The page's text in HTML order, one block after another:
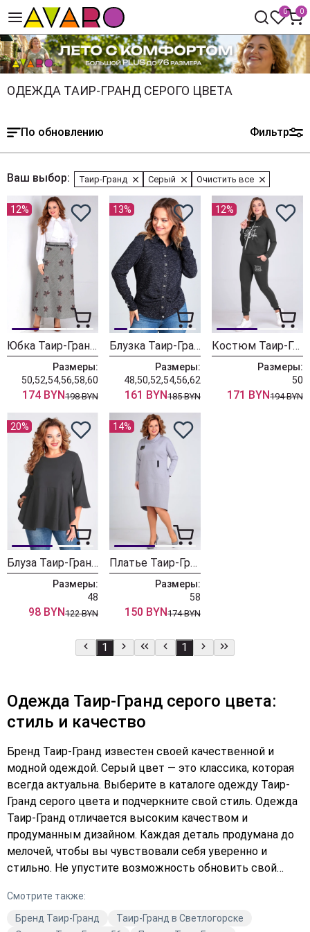
0 0
ОДЕЖДА ТАИР-ГРАНД СЕРОГО ЦВЕТА
По обновлению Фильтр
Ваш выбор: Таир-Гранд Серый Очистить все
12%
Юбка Таир-Гранд 6012
Размеры:
50,52,54,56,58,60
174 BYN198 BYN
13%
Блузка Таир-Гранд 62437 т.синий
Размеры:
48,50,52,54,56,62
161 BYN185 BYN
12%
Костюм Таир-Гранд 2024 серый
Размеры:
50
171 BYN194 BYN
20%
Блуза Таир-Гранд 62351 графит
Размеры:
48
98 BYN122 BYN
14%
Платье Таир-Гранд 6541 серый
Размеры:
58
150 BYN174 BYN
1 1
Одежда Таир-Гранд серого цвета:
стиль и качество
Бренд Таир-Гранд известен своей качественной и
модной одеждой. Серый цвет — это классика, которая
всегда актуальна. Выберите в каталоге одежду Таир-
Гранд серого цвета и подчеркните свой стиль. Одежда
Таир-Гранд отличается высоким качеством и
продуманным дизайном. Каждая деталь продумана до
мелочей, чтобы вы чувствовали себя уверенно и
стильно. Не упустите возможность обновить свой
Оформите заказ прямо сейчас и получите свою новую
любимую вещь. Подберите платье или верхнюю
Смотрите также:
Бренд Таир-Гранд
Таир-Гранд в Светлогорске